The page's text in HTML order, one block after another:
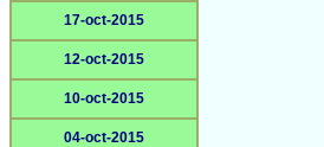
17-oct-2015
12-oct-2015
10-oct-2015
04-oct-2015